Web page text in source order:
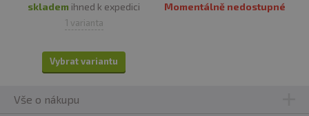
skladem ihned k expedici
1 varianta
Vybrat variantu
Momentálně nedostupné
Vše o nákupu